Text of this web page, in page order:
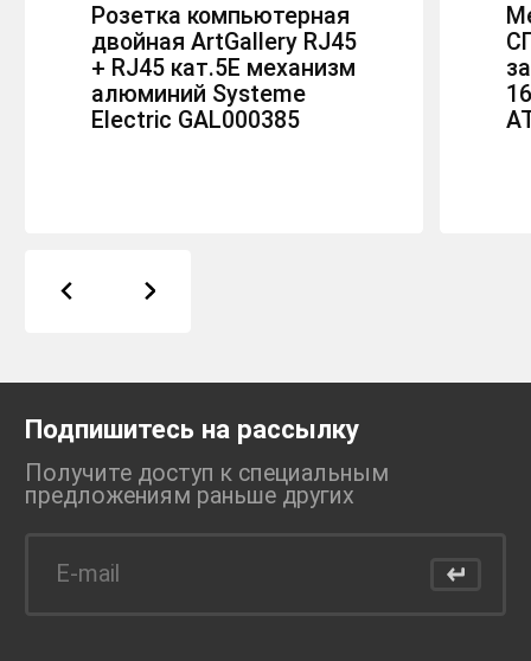
Розетка компьютерная
двойная ArtGallery RJ45
+ RJ45 кат.5E механизм
алюминий Systeme
Electric GAL000385
Подпишитесь на рассылку
Получите доступ к специальным
предложениям раньше других